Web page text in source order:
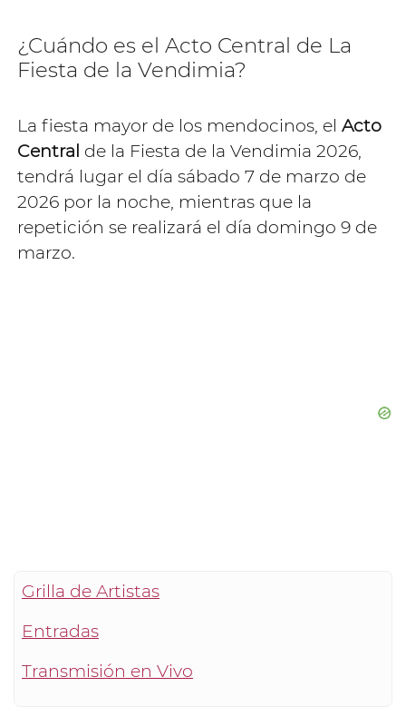
¿Cuándo es el Acto Central de La
Fiesta de la Vendimia?
La fiesta mayor de los mendocinos, el Acto
Central de la Fiesta de la Vendimia 2026,
tendrá lugar el día sábado 7 de marzo de
2026 por la noche, mientras que la
repetición se realizará el día domingo 9 de
marzo.
Grilla de Artistas
Entradas
Transmisión en Vivo